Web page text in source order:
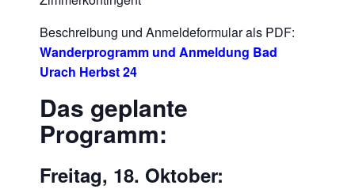
Beschreibung und Anmeldeformular als PDF:
Wanderprogramm und Anmeldung Bad
Urach Herbst 24
Das geplante
Programm:
Freitag, 18. Oktober: